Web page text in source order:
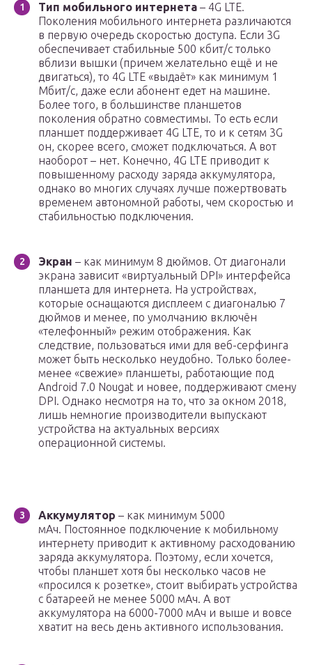
Тип мобильного интернета – 4G LTE.
Поколения мобильного интернета различаются
в первую очередь скоростью доступа. Если 3G
обеспечивает стабильные 500 кбит/с только
вблизи вышки (причем желательно ещё и не
двигаться), то 4G LTE «выдаёт» как минимум 1
Мбит/с, даже если абонент едет на машине.
Более того, в большинстве планшетов
поколения обратно совместимы. То есть если
планшет поддерживает 4G LTE, то и к сетям 3G
он, скорее всего, сможет подключаться. А вот
наоборот – нет. Конечно, 4G LTE приводит к
повышенному расходу заряда аккумулятора,
однако во многих случаях лучше пожертвовать
временем автономной работы, чем скоростью и
стабильностью подключения.
Экран – как минимум 8 дюймов. От диагонали
экрана зависит «виртуальный DPI» интерфейса
планшета для интернета. На устройствах,
которые оснащаются дисплеем с диагональю 7
дюймов и менее, по умолчанию включён
«телефонный» режим отображения. Как
следствие, пользоваться ими для веб-серфинга
может быть несколько неудобно. Только более-
менее «свежие» планшеты, работающие под
Android 7.0 Nougat и новее, поддерживают смену
DPI. Однако несмотря на то, что за окном 2018,
лишь немногие производители выпускают
устройства на актуальных версиях
операционной системы.
Аккумулятор – как минимум 5000
мАч. Постоянное подключение к мобильному
интернету приводит к активному расходованию
заряда аккумулятора. Поэтому, если хочется,
чтобы планшет хотя бы несколько часов не
«просился к розетке», стоит выбирать устройства
с батареей не менее 5000 мАч. А вот
аккумулятора на 6000-7000 мАч и выше и вовсе
хватит на весь день активного использования.